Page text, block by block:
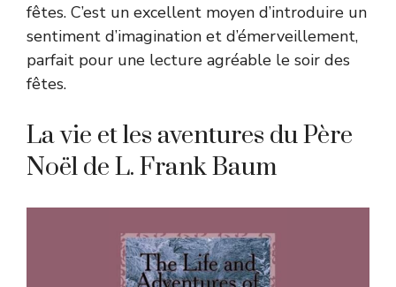
fêtes. C’est un excellent moyen d’introduire un
sentiment d’imagination et d’émerveillement,
parfait pour une lecture agréable le soir des
fêtes.
La vie et les aventures du Père
Noël de L. Frank Baum